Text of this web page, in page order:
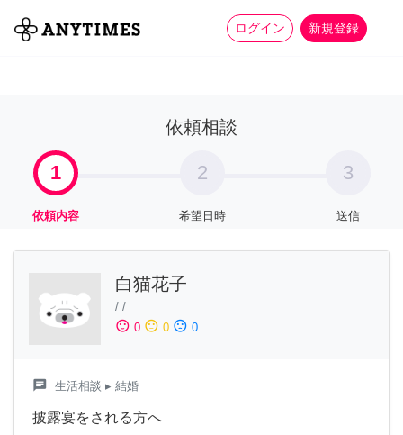
ログイン 新規登録
全て 家事 more_horiz
依頼相談
1
依頼内容
2
希望日時
3
送信
白猫花子
/ /
sentiment_satisfied 0 sentiment_neutral 0 sentiment_dissatisfied 0
chat 生活相談 ▸ 結婚
披露宴をされる方へ